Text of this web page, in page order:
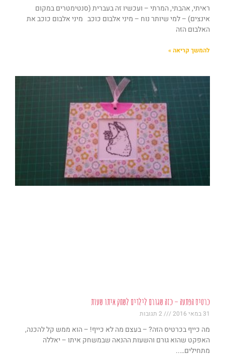
ראיתי, אהבתי, המרתי – ועכשיו זה בעברית (סנטימטרים במקום
אינצים) – למי שיותר נוח – מיני אלבום כוכב מיני אלבום כוכב את
האלבום הזה
להמשך קריאה »
כרטיס הפתעה – כזה שגורם לילדים לשחק איתו שעות
31 במאי 2016
מה כייף בכרטיס הזה? – בעצם מה לא כייף! – הוא ממש קל להכנה,
האפקט שהוא גורם והשעות ההנאה שבמשחק איתו – יאללה
מתחילים…..